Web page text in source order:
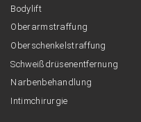
Bodylift
Oberarmstraffung
Oberschenkelstraffung
Schweißdrüsenentfernung
Narbenbehandlung
Intimchirurgie